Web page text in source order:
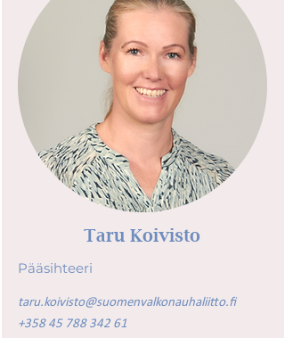
Taru Koivisto
Pääsihteeri
taru.koivisto@suomenvalkonauhaliitto.fi
+358 45 788 342 61